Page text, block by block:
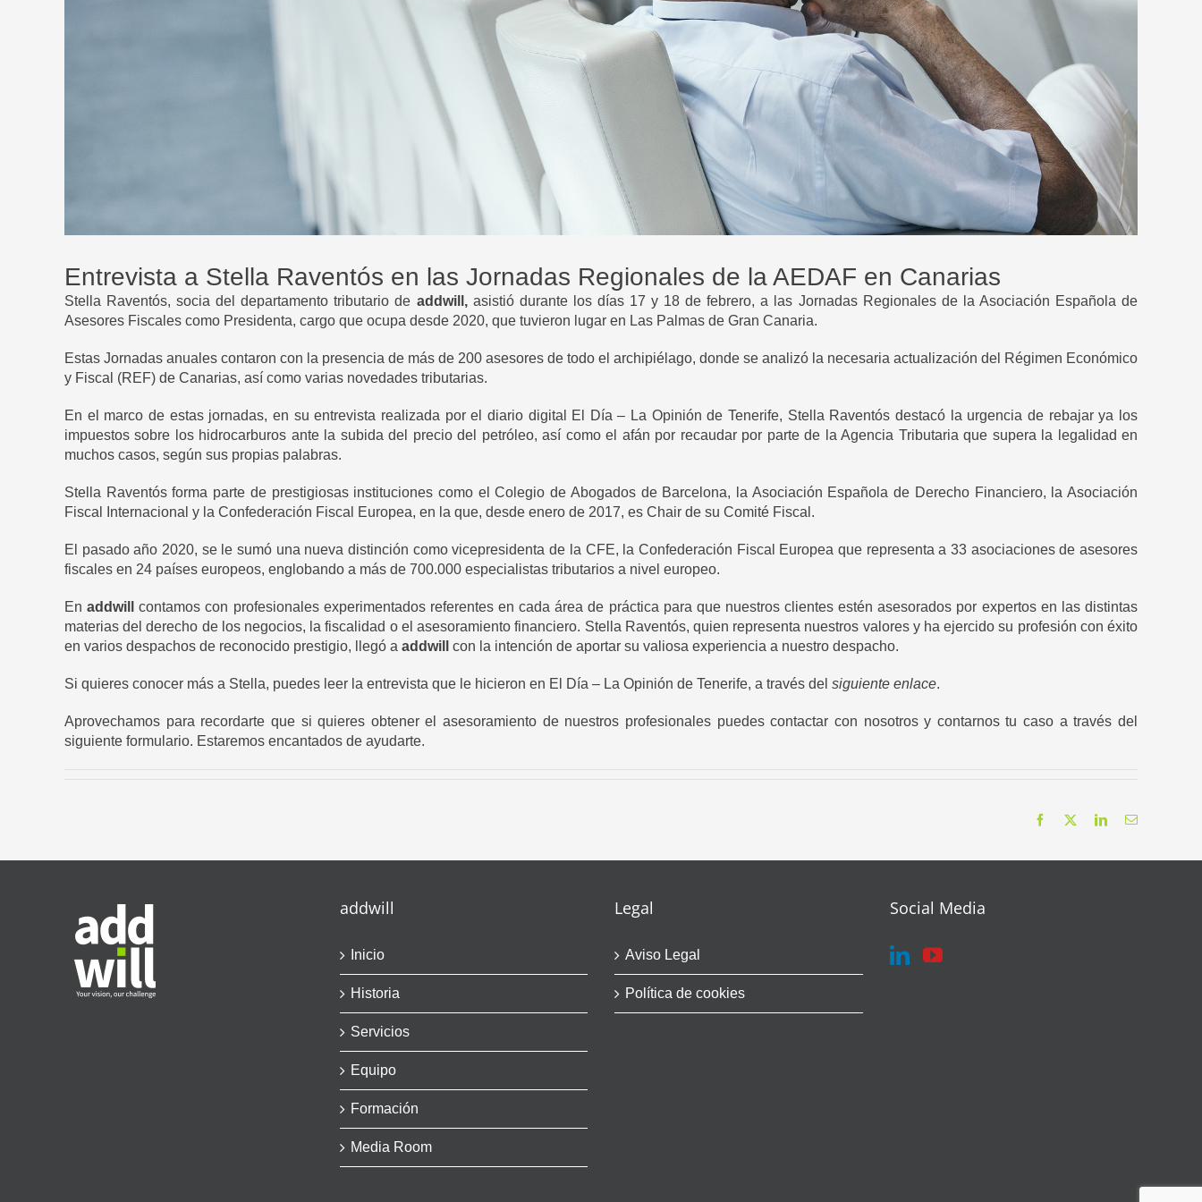
Entrevista a Stella Raventós en las Jornadas Regionales de la AEDAF en Canarias
Stella Raventós, socia del departamento tributario de addwill,asistió durante los días 17 y 18 de febrero, a las Jornadas Regionales de la Asociación Española de
Asesores Fiscales como Presidenta, cargo que ocupa desde 2020, que tuvieron lugar en Las Palmas de Gran Canaria.
Estas Jornadas anuales contaron con la presencia de más de 200 asesores de todo el archipiélago, donde se analizó la necesaria actualización del Régimen Económico
y Fiscal (REF) de Canarias, así como varias novedades tributarias.
En el marco de estas jornadas, en su entrevista realizada por el diario digital El Día – La Opinión de Tenerife, Stella Raventós destacó la urgencia de rebajar ya los
impuestos sobre los hidrocarburos ante la subida del precio del petróleo, así como el afán por recaudar por parte de la Agencia Tributaria que supera la legalidad en
muchos casos, según sus propias palabras.
Stella Raventós forma parte de prestigiosas instituciones como el Colegio de Abogados de Barcelona, la Asociación Española de Derecho Financiero, la Asociación
Fiscal Internacional y la Confederación Fiscal Europea, en la que, desde enero de 2017, es Chair de su Comité Fiscal.
El pasado año 2020, se le sumó una nueva distinción como vicepresidenta de la CFE, la Confederación Fiscal Europea que representa a 33 asociaciones de asesores
fiscales en 24 países europeos, englobando a más de 700.000 especialistas tributarios a nivel europeo.
Enaddwill
contamos con profesionales experimentados referentes en cada área de práctica para que nuestros clientes estén asesorados por expertos en las distintas
materias del derecho de los negocios, la fiscalidad o el asesoramiento financiero. Stella Raventós, quien representa nuestros valores y ha ejercido su profesión con éxito
en varios despachos de reconocido prestigio, llegó a addwill con la intención de aportar su valiosa experiencia a nuestro despacho.
Si quieres conocer más a Stella, puedes leer la entrevista que le hicieron en El Día – La Opinión de Tenerife, a través del siguiente enlace.
Aprovechamos para recordarte que si quieres obtener el asesoramiento de nuestros profesionales puedescontactar con nosotrosy contarnos tu caso a través del
siguiente formulario. Estaremos encantados de ayudarte.
Facebook LinkedInCorreo
addwill
Inicio
Historia
Servicios
Equipo
Formación
Media Room
Legal
Aviso Legal
Política de cookies
Social Media